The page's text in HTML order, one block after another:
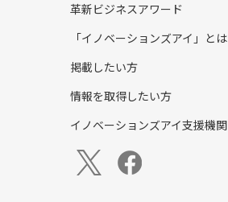
革新ビジネスアワード
「イノベーションズアイ」とは
掲載したい方
情報を取得したい方
イノベーションズアイ支援機関